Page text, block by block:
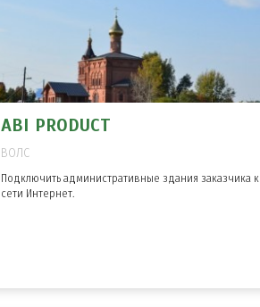
ABI PRODUCT
ВОЛС
Подключить административные здания заказчика к
сети Интернет.